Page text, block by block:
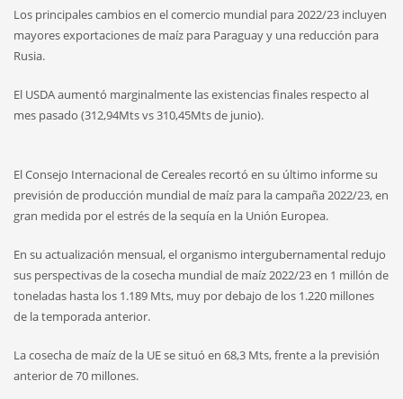
Los principales cambios en el comercio mundial para 2022/23 incluyen
mayores exportaciones de maíz para Paraguay y una reducción para
Rusia.
El USDA aumentó marginalmente las existencias finales respecto al
mes pasado (312,94Mts vs 310,45Mts de junio).
El Consejo Internacional de Cereales recortó en su último informe su
previsión de producción mundial de maíz para la campaña 2022/23, en
gran medida por el estrés de la sequía en la Unión Europea.
En su actualización mensual, el organismo intergubernamental redujo
sus perspectivas de la cosecha mundial de maíz 2022/23 en 1 millón de
toneladas hasta los 1.189 Mts, muy por debajo de los 1.220 millones
de la temporada anterior.
La cosecha de maíz de la UE se situó en 68,3 Mts, frente a la previsión
anterior de 70 millones.